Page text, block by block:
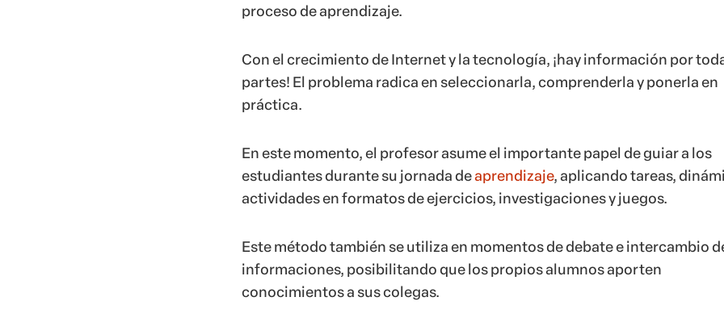
proceso de aprendizaje.
Con el crecimiento de Internet y la tecnología, ¡hay información por
partes! El problema radica en seleccionarla, comprenderla y ponerla en
práctica.
En este momento, el profesor asume el importante papel de guiar a los
estudiantes durante su jornada deaprendizaje, aplicando tareas,
actividades en formatos de ejercicios, investigaciones y juegos.
Este método también se utiliza en momentos de debate e intercambio
informaciones, posibilitando que los propios alumnos aporten
conocimientos a sus colegas.